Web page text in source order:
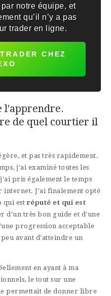
notre équipe, et
qu’il n’y a pas
trader en ligne.
CHEZ
l'apprendre.
de quel courtier il
et pas très rapidement.
j'ai examiné toutes les
pris également le temps
internet. J'ai finalement opté
qui est réputé et qui est
d'un très bon guide et d'une
progression acceptable
avant d'atteindre un
en ayant à ma
le tout sur une
permettait de donner libre